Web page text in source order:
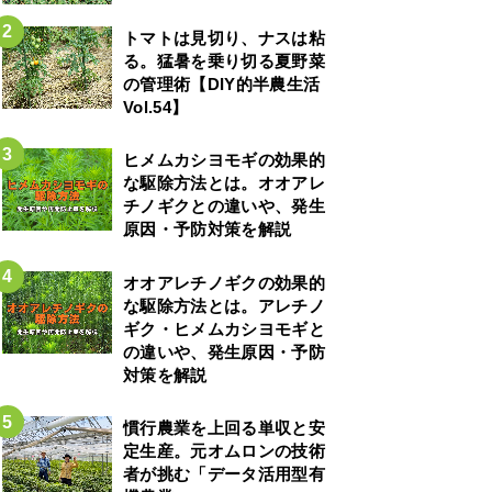
トマトは見切り、ナスは粘
る。猛暑を乗り切る夏野菜
の管理術【DIY的半農生活
Vol.54】
ヒメムカシヨモギの効果的
な駆除方法とは。オオアレ
チノギクとの違いや、発生
原因・予防対策を解説
オオアレチノギクの効果的
な駆除方法とは。アレチノ
ギク・ヒメムカシヨモギと
の違いや、発生原因・予防
対策を解説
慣行農業を上回る単収と安
定生産。元オムロンの技術
者が挑む「データ活用型有